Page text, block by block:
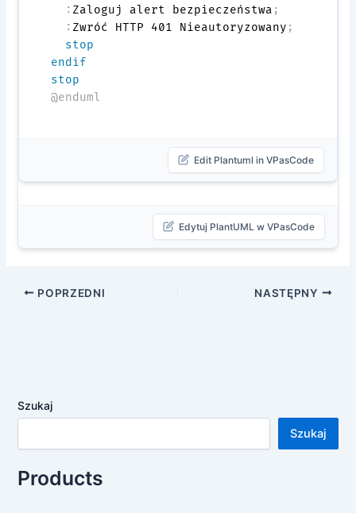
: Zaloguj alert bezpieczeństwa ;
: Zwróć HTTP 401 Nieautoryzowany ;
stop
endif
stop
@enduml
Edit Plantuml in VPasCode
Edytuj PlantUML w VPasCode
POPRZEDNI NASTĘPNY
Szukaj
Szukaj
Products